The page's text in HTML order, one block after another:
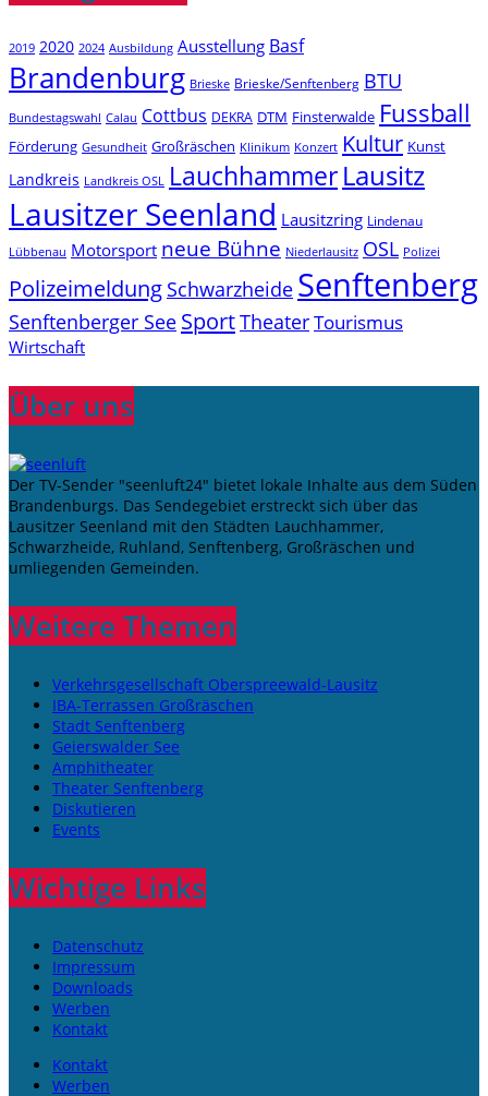
2019 2020 2024 Ausbildung Ausstellung Basf
Brandenburg Brieske Brieske/Senftenberg BTU
Bundestagswahl Calau Cottbus DEKRA DTM Finsterwalde Fussball
Förderung Gesundheit Großräschen Klinikum Konzert Kultur Kunst
Landkreis Landkreis OSL LauchhammerLausitz
Lausitzer Seenland Lausitzring Lindenau
Lübbenau Motorsport neue Bühne Niederlausitz OSL Polizei
Polizeimeldung Schwarzheide Senftenberg
Senftenberger See SportTheaterTourismus
Wirtschaft
Über uns
Der TV-Sender "seenluft24" bietet lokale Inhalte aus dem Süden
Brandenburgs. Das Sendegebiet erstreckt sich über das
Lausitzer Seenland mit den Städten Lauchhammer,
Schwarzheide, Ruhland, Senftenberg, Großräschen und
umliegenden Gemeinden.
Weitere Themen
Verkehrsgesellschaft Oberspreewald-Lausitz
IBA-Terrassen Großräschen
Stadt Senftenberg
Geierswalder See
Amphitheater
Theater Senftenberg
Diskutieren
Events
Wichtige Links
Datenschutz
Impressum
Downloads
Werben
Kontakt
Kontakt
Werben